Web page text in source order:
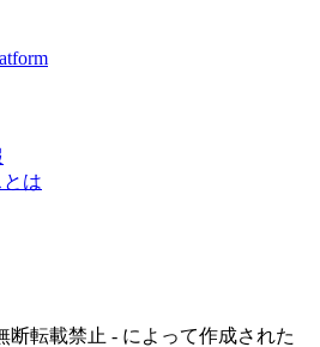
は
断転載禁止 - によって作成された